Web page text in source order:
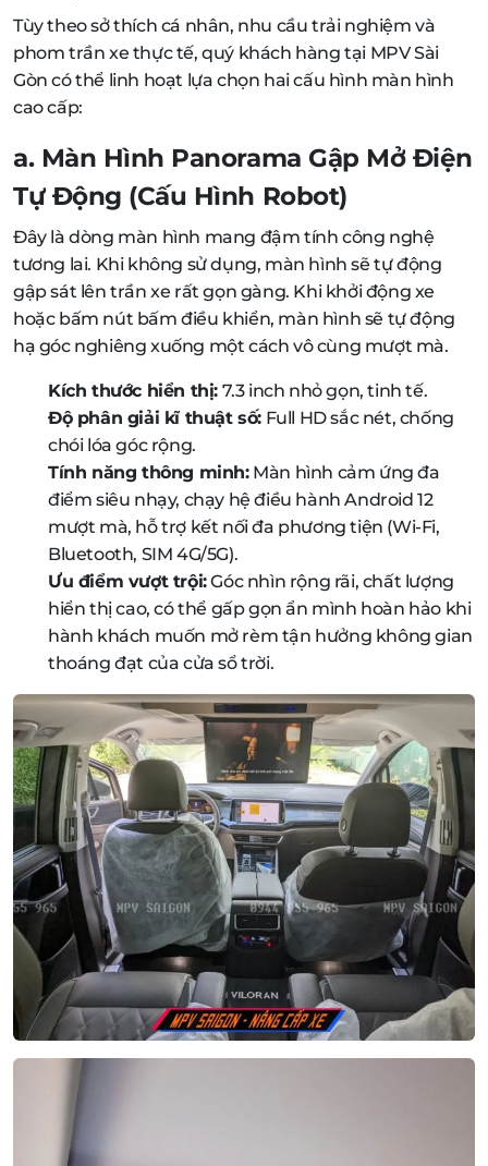
Tùy theo sở thích cá nhân, nhu cầu trải nghiệm và
phom trần xe thực tế, quý khách hàng tại MPV Sài
Gòn có thể linh hoạt lựa chọn hai cấu hình màn hình
cao cấp:
a. Màn Hình Panorama Gập Mở Điện
Tự Động (Cấu Hình Robot)
Đây là dòng màn hình mang đậm tính công nghệ
tương lai. Khi không sử dụng, màn hình sẽ tự động
gập sát lên trần xe rất gọn gàng. Khi khởi động xe
hoặc bấm nút bấm điều khiển, màn hình sẽ tự động
hạ góc nghiêng xuống một cách vô cùng mượt mà.
Kích thước hiển thị: 7.3 inch nhỏ gọn, tinh tế.
Độ phân giải kĩ thuật số: Full HD sắc nét, chống
chói lóa góc rộng.
Tính năng thông minh:Màn hình cảm ứng đa
điểm siêu nhạy, chạy hệ điều hành Android 12
mượt mà, hỗ trợ kết nối đa phương tiện (Wi-Fi,
Bluetooth, SIM 4G/5G).
Ưu điểm vượt trội:Góc nhìn rộng rãi, chất lượng
hiển thị cao, có thể gấp gọn ẩn mình hoàn hảo khi
hành khách muốn mở rèm tận hưởng không gian
thoáng đạt của cửa sổ trời.